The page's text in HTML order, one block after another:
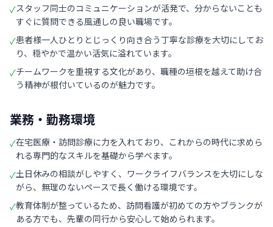
✓スタッフ同士のコミュニケーションが活発で、分からないことも
すぐに質問できる風通しの良い職場です。
✓患者様一人ひとりとじっくり向き合う丁寧な診療を大切にしてお
り、穏やかで温かい活気に溢れています。
✓チームワークを重視する文化があり、職種の垣根を越えて助け合
う精神が根付いているのが魅力です。
業務・勤務環境
✓在宅医療・訪問診療に力を入れており、これからの時代に求めら
れる専門的なスキルを基礎から学べます。
✓土日休みの相談がしやすく、ワークライフバランスを大切にしな
がら、無理のないペースで長く働ける環境です。
✓教育体制が整っているため、訪問看護が初めての方やブランクが
ある方でも、先輩の同行から安心して始められます。